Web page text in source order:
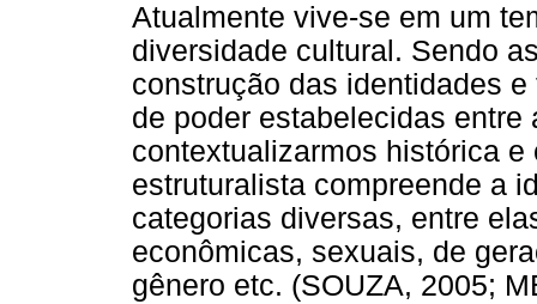
Atualmente vive-se em um
diversidade cultural. Sendo
construção das identidades
de poder estabelecidas entre
contextualizarmos histórica
estruturalista compreende a
categorias diversas, entre
econômicas, sexuais, de
gênero etc. (SOUZA, 2005;